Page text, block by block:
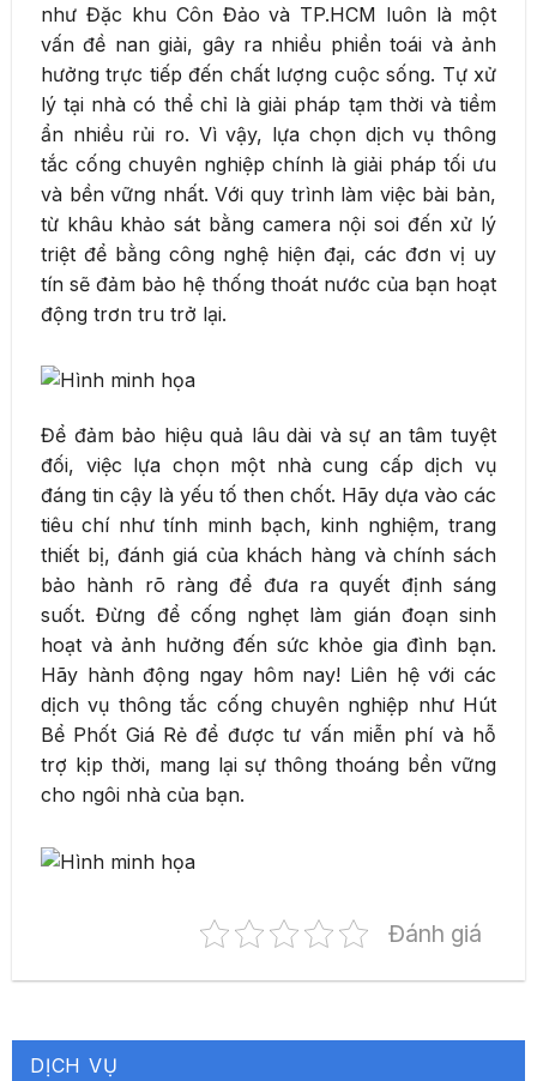
như Đặc khu Côn Đảo và TP.HCM luôn là một
vấn đề nan giải, gây ra nhiều phiền toái và ảnh
hưởng trực tiếp đến chất lượng cuộc sống. Tự xử
lý tại nhà có thể chỉ là giải pháp tạm thời và tiềm
ẩn nhiều rủi ro. Vì vậy, lựa chọn dịch vụ thông
tắc cống chuyên nghiệp chính là giải pháp tối ưu
và bền vững nhất. Với quy trình làm việc bài bản,
từ khâu khảo sát bằng camera nội soi đến xử lý
triệt để bằng công nghệ hiện đại, các đơn vị uy
tín sẽ đảm bảo hệ thống thoát nước của bạn hoạt
động trơn tru trở lại.
Để đảm bảo hiệu quả lâu dài và sự an tâm tuyệt
đối, việc lựa chọn một nhà cung cấp dịch vụ
đáng tin cậy là yếu tố then chốt. Hãy dựa vào các
tiêu chí như tính minh bạch, kinh nghiệm, trang
thiết bị, đánh giá của khách hàng và chính sách
bảo hành rõ ràng để đưa ra quyết định sáng
suốt. Đừng để cống nghẹt làm gián đoạn sinh
hoạt và ảnh hưởng đến sức khỏe gia đình bạn.
Hãy hành động ngay hôm nay! Liên hệ với các
dịch vụ thông tắc cống chuyên nghiệp như Hút
Bể Phốt Giá Rẻ để được tư vấn miễn phí và hỗ
trợ kịp thời, mang lại sự thông thoáng bền vững
cho ngôi nhà của bạn.
Đánh giá
DỊCH VỤ